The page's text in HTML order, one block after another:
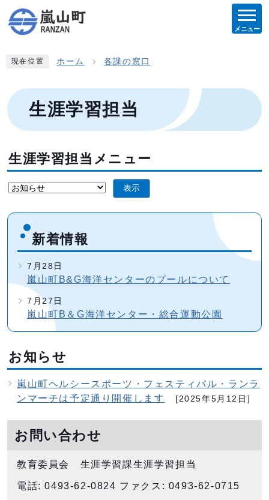
メニュー
現在位置 ホーム 各課の窓口
生涯学習担当
生涯学習担当メニュー
表示
新着情報
7月28日
嵐山町B&G海洋センターのプールについて
7月27日
嵐山町B＆G海洋センター・総合運動公園
お知らせ
嵐山町ヘルシースポーツ・フェスティバル・ランラ
ンマーチは予定通り開催します
[2025年5月12日]
お問い合わせ
教育委員会 生涯学習課生涯学習担当
電話: 0493-62-0824 ファクス: 0493-62-0715